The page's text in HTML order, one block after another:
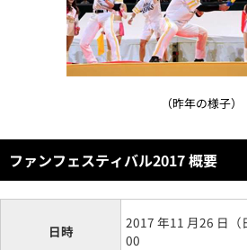
（昨年の様子）
ファンフェスティバル2017 概要
日時
2017 年11 月26 日（
00